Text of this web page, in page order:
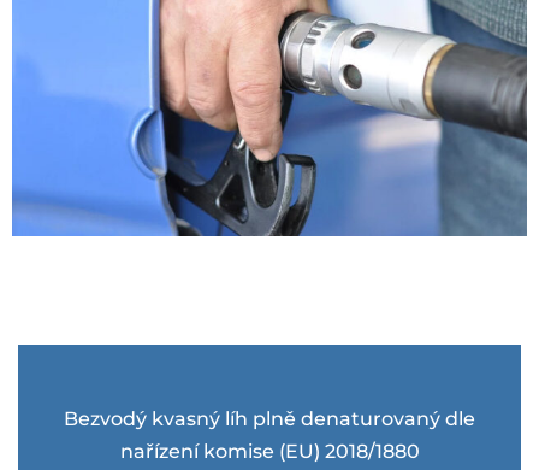
Bezvodý kvasný líh plně denaturovaný dle
nařízení komise (EU) 2018/1880